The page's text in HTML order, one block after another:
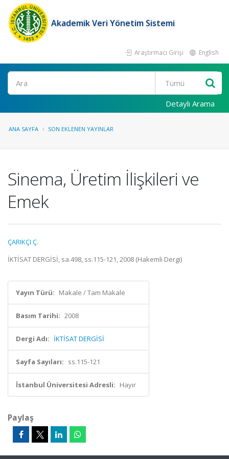
Akademik Veri Yönetim Sistemi
Araştırmacı Girişi English
Ara
Detaylı Arama
ANA SAYFA SON EKLENEN YAYINLAR
Sinema, Üretim İlişkileri ve
Emek
ÇARIKÇI Ç.
İKTİSAT DERGİSİ, sa.498, ss.115-121, 2008 (Hakemli Dergi)
Yayın Türü: Makale / Tam Makale
Basım Tarihi: 2008
Dergi Adı: İKTİSAT DERGİSİ
Sayfa Sayıları: ss.115-121
İstanbul Üniversitesi Adresli: Hayır
Paylaş